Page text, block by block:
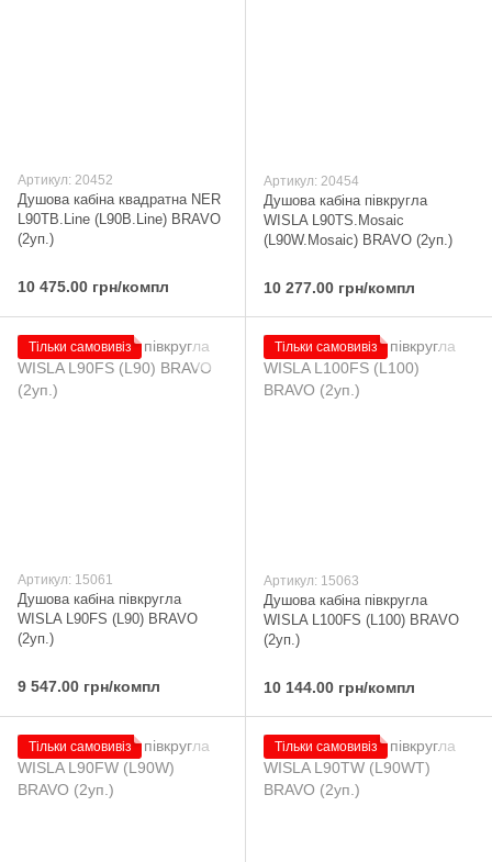
Артикул: 20452
Душова кабіна квадратна NER
L90TB.Line (L90B.Line) BRAVO
(2уп.)
10 475.00 грн/компл
Артикул: 20454
Душова кабіна півкругла
WISLA L90TS.Mosaic
(L90W.Mosaic) BRAVO (2уп.)
10 277.00 грн/компл
Тільки самовивіз
Артикул: 15061
Душова кабіна півкругла
WISLA L90FS (L90) BRAVO
(2уп.)
9 547.00 грн/компл
Тільки самовивіз
Артикул: 15063
Душова кабіна півкругла
WISLA L100FS (L100) BRAVO
(2уп.)
10 144.00 грн/компл
Тільки самовивіз Тільки самовивіз